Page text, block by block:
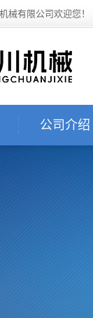
械有限公司欢迎您！
公司介绍